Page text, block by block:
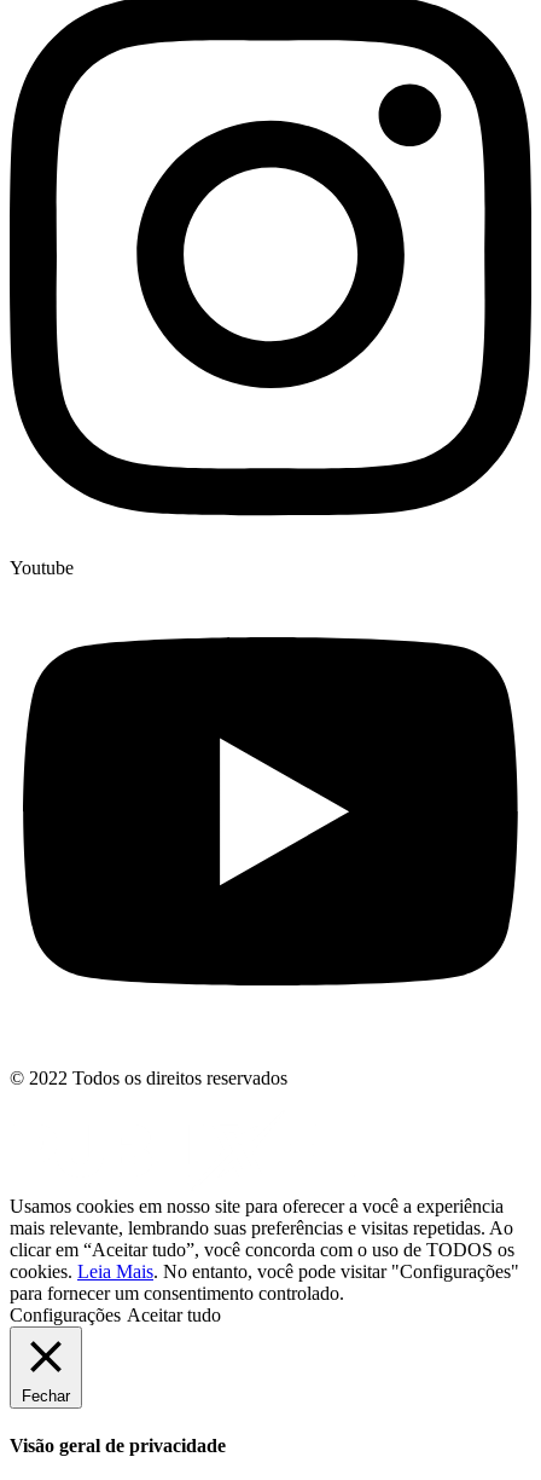
Youtube
© 2022 Todos os direitos reservados
Usamos cookies em nosso site para oferecer a você a experiência
mais relevante, lembrando suas preferências e visitas repetidas. Ao
clicar em “Aceitar tudo”, você concorda com o uso de TODOS os
cookies. Leia Mais. No entanto, você pode visitar "Configurações"
para fornecer um consentimento controlado.
Configurações Aceitar tudo
Fechar
Visão geral de privacidade